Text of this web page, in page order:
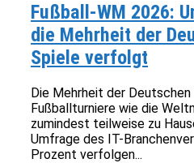
Fußball-WM 2026:
die Mehrheit der
Spiele verfolgt
Die Mehrheit der
Fußballturniere wie die
zumindest teilweise zu
Umfrage des IT-
Prozent verfolgen...